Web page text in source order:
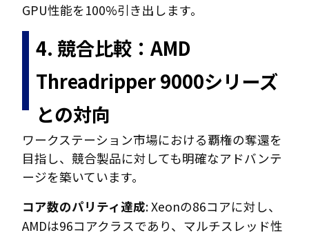
GPU性能を100%引き出します。
4. 競合比較：AMD
Threadripper 9000シリーズ
との対向
ワークステーション市場における覇権の奪還を
目指し、競合製品に対しても明確なアドバンテ
ージを築いています。
コア数のパリティ達成: Xeonの86コアに対し、
AMDは96コアクラスであり、マルチスレッド性